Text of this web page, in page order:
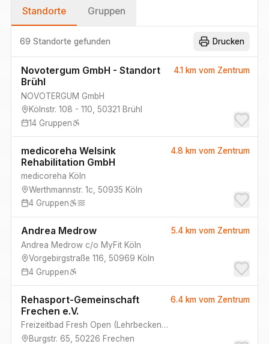
Standorte Gruppen
69 Standorte gefunden Drucken
Novotergum GmbH - Standort
Brühl
NOVOTERGUM GmbH
Kölnstr. 108 - 110 50321 Brühl
14 Gruppen
4.1 kmvom Zentrum
medicoreha Welsink
Rehabilitation GmbH
medicoreha Köln
Werthmannstr. 1c 50935 Köln
4 Gruppen
4.8 kmvom Zentrum
Andrea Medrow
Andrea Medrow c/o MyFit Köln
Vorgebirgstraße 116 50969 Köln
4 Gruppen
5.4 kmvom Zentrum
Rehasport-Gemeinschaft
Frechen e.V.
Freizeitbad Fresh Open (Lehrbecken Schwimmbad, Schwimmbad
Burgstr. 65 50226 Frechen
6.4 kmvom Zentrum